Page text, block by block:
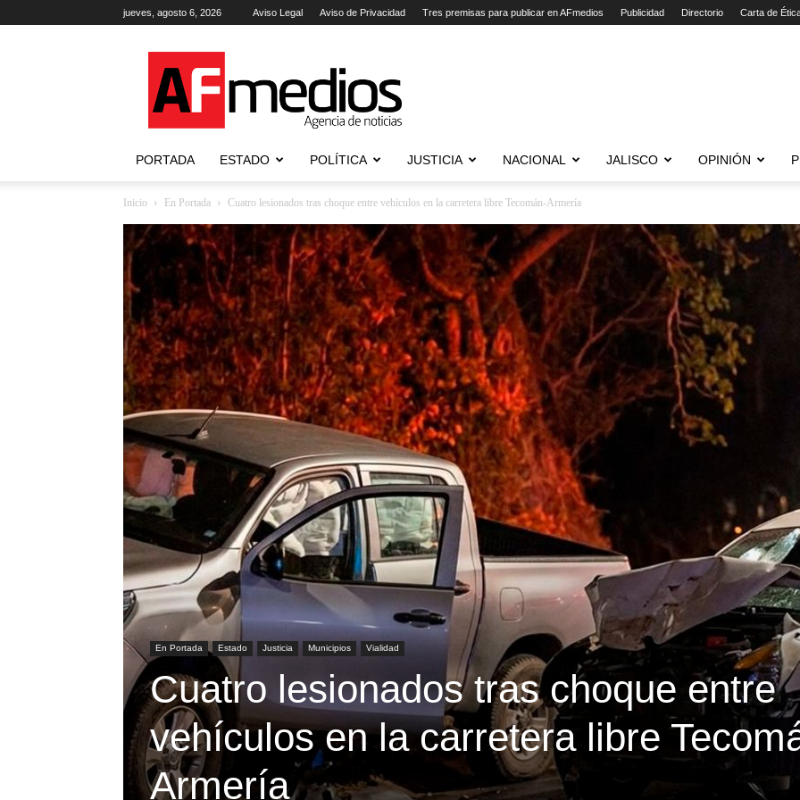
jueves, agosto 6, 2026 Aviso Legal Aviso de Privacidad Tres premisas para publicar en AFmedios Publicidad Directorio Carta de
Agencia
de
Noticias
PORTADA ESTADO POLÍTICA JUSTICIA NACIONAL JALISCO OPINIÓN
Inicio En Portada Cuatro lesionados tras choque entre vehículos en la carretera libre Tecomán-Armería
En Portada Estado Justicia Municipios Vialidad
Cuatro lesionados tras choque entre
vehículos en la carretera libre
Armería